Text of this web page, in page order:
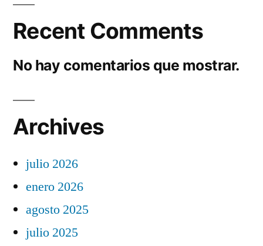
Recent Comments
No hay comentarios que mostrar.
Archives
julio 2026
enero 2026
agosto 2025
julio 2025